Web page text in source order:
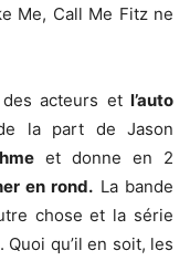
Me, Call Me Fitz ne
des acteurs etl’auto
la part de Jason
et donne en 2
en rond. La bande
chose et la série
qu’il en soit, les